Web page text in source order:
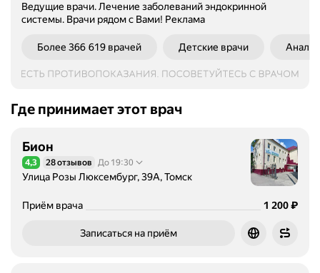
Ведущие врачи. Лечение заболеваний эндокринной
системы. Врачи рядом с Вами! Реклама
Более 366 619 врачей Детские врачи
Где принимает этот врач
Бион
Рейтинг 4,3 из 5
4,3 28 отзывов До 19:30
Улица Розы Люксембург, 39А, Томск
Приём врача Цена
1200
1 200₽
Записаться на приём